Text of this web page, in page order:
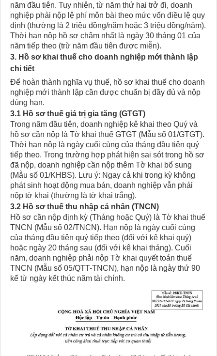
năm đầu tiên. Tuy nhiên, từ năm thứ hai trở đi, doanh
nghiệp phải nộp lệ phí môn bài theo mức vốn điều lệ quy
định (thường là 2 triệu đồng/năm hoặc 3 triệu đồng/năm).
Thời hạn nộp hồ sơ chậm nhất là ngày 30 tháng 01 của
năm tiếp theo (trừ năm đầu tiên được miễn).
3. Hồ sơ khai thuế cho doanh nghiệp mới thành lập
chi tiết
Để hoàn thành nghĩa vụ thuế, hồ sơ khai thuế cho doanh
nghiệp mới thành lập cần được chuẩn bị đầy đủ và nộp
đúng hạn.
3.1 Hồ sơ thuế giá trị gia tăng (GTGT)
Trong năm đầu tiên, doanh nghiệp kê khai theo Quý và
hồ sơ cần nộp là Tờ khai thuế GTGT (Mẫu số 01/GTGT).
Thời hạn nộp là ngày cuối cùng của tháng đầu tiên quý
tiếp theo. Trong trường hợp phát hiện sai sót trong hồ sơ
đã nộp, doanh nghiệp cần nộp thêm Tờ khai bổ sung
(Mẫu số 01/KHBS). Lưu ý: Ngay cả khi trong kỳ không
phát sinh hoạt động mua bán, doanh nghiệp vẫn phải
nộp tờ khai (thường là tờ khai trắng).
3.2 Hồ sơ thuế thu nhập cá nhân (TNCN)
Hồ sơ cần nộp định kỳ (Tháng hoặc Quý) là Tờ khai thuế
TNCN (Mẫu số 02/TNCN). Hạn nộp là ngày cuối cùng
của tháng đầu tiên quý tiếp theo (đối với kê khai quý)
hoặc ngày 20 tháng sau (đối với kê khai tháng). Cuối
năm, doanh nghiệp phải nộp Tờ khai quyết toán thuế
TNCN (Mẫu số 05/QTT-TNCN), hạn nộp là ngày thứ 90
kể từ ngày kết thúc năm tài chính.